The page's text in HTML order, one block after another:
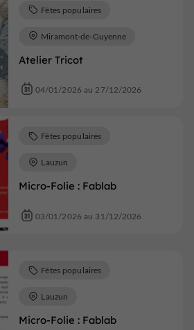
Atelier Tricot
Fêtes populaires
Miramont-de-Guyenne
04/01/2026 au 27/12/2026
Micro-Folie : Fablab
Fêtes populaires
Lauzun
03/01/2026 au 31/12/2026
Micro-Folie : Fablab
Fêtes populaires
Lauzun